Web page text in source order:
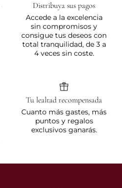
Distribuya sus pagos
Accede a la excelencia
sin compromisos y
consigue tus deseos con
total tranquilidad, de 3 a
4 veces sin coste.
Tu lealtad recompensada
Cuanto más gastes, más
puntos y regalos
exclusivos ganarás.